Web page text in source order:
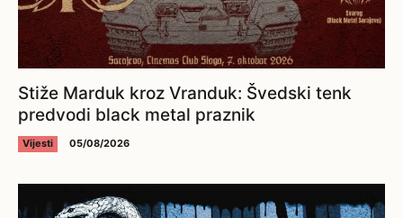
Stiže Marduk kroz Vranduk: Švedski tenk
predvodi black metal praznik
Vijesti 05/08/2026